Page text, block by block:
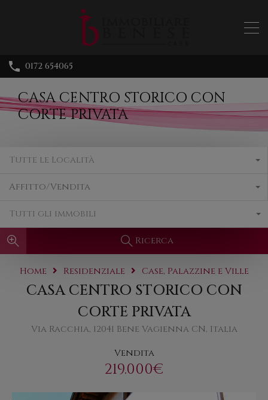
0172 654065
CASA CENTRO STORICO CON
CORTE PRIVATA
Tutte le Località
Affitto/Vendita
Tutti gli immobili
Ricerca
Home Residenziale Case, Palazzine e Ville
CASA CENTRO STORICO CON
CORTE PRIVATA
Via Racchia, 12041 Bene Vagienna CN, Italia
Vendita
219.000€